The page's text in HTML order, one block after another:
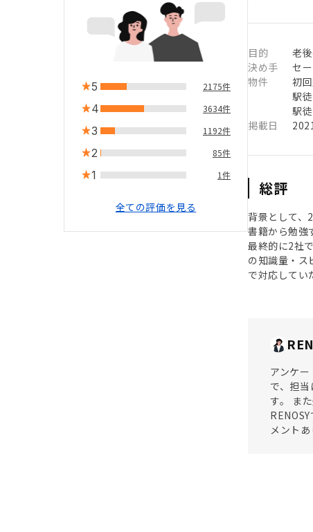
5 2175件
4 3634件
3 1192件
2 85件
1 1件
全ての評価を見る
目的
老
決め手
セ
物件
初
駅
駅
掲載日
総評
背景として、
書籍から勉強
最終的に2社
の知識量・ス
で対応してい
アンケ
で、担
す。 ま
メント